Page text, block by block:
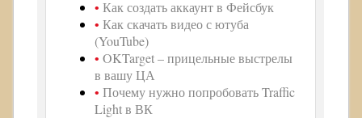
Как создать аккаунт в Фейсбук
Как скачать видео с ютуба
(YouTube)
OKTarget – прицельные выстрелы
в вашу ЦА
Почему нужно попробовать Traffic
Light в ВК